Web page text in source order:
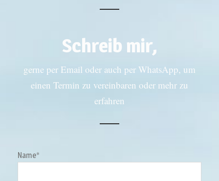
Schreib mir,
gerne per Email oder auch per WhatsApp, um
einen Termin zu vereinbaren oder mehr zu
erfahren
Name*